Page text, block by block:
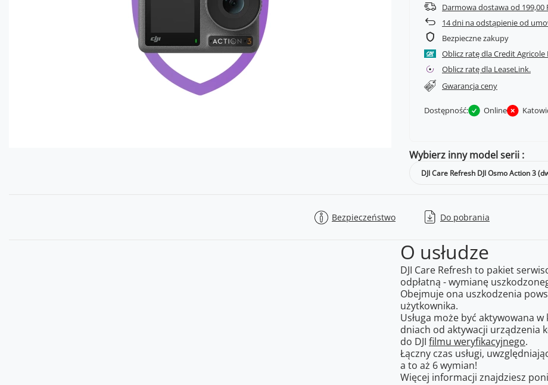
Wybierz inny model serii
DJI Care Refresh DJI Osmo Action 3
Darmowa dostawa od 199,00
14dni na odstąpienie od
Bezpieczne zakupy
Oblicz ratę dla Credit Agricole
Oblicz ratę dla LeaseLink.
Gwarancja ceny
Dostępność: Online
Bezpieczeństwo Do pobrania
O usłudze
DJI Care Refresh to pakiet
odpłatną - wymianę
Obejmuje ona uszkodzenia
użytkownika.
Usługa może być aktywowana
dniach od aktywacji urządzenia
do DJI filmu weryfikacyjnego.
Łączny czas usługi,
a to aż 6 wymian!
Więcej informacji znajdziesz